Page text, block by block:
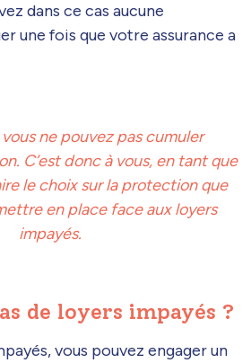
dans ce cas aucune
une fois que votre assurance a
ne pouvez pas cumuler
C’est donc à vous, en tant que
le choix sur la protection que
en place face aux loyers
impayés.
de loyers impayés ?
vous pouvez engager un